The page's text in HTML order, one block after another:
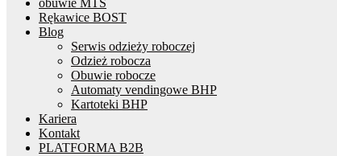
obuwie MTS
Rękawice BOST
Blog
Serwis odzieży roboczej
Odzież robocza
Obuwie robocze
Automaty vendingowe BHP
Kartoteki BHP
Kariera
Kontakt
PLATFORMA B2B